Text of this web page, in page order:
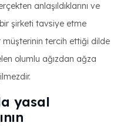
anlaşıldıklarını ve
bir şirketi tavsiye etme
müşterinin tercih ettiği dilde
olumlu ağızdan ağza
yasal